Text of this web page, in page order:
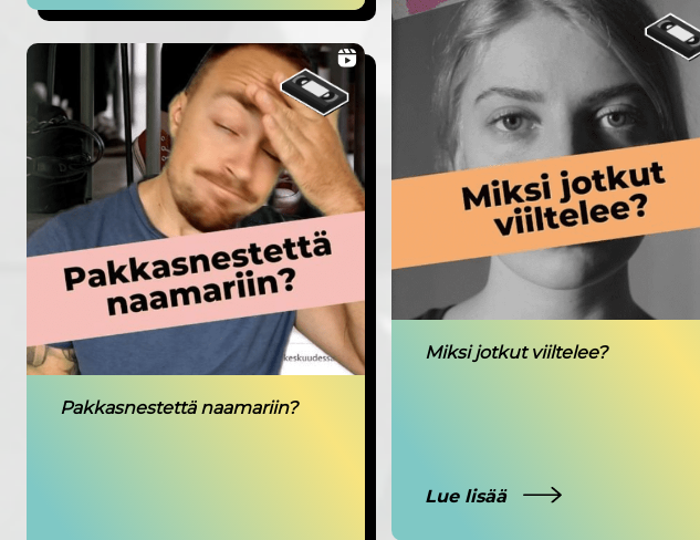
Pakkasnestettä naamariin?
Miksi jotkut viiltelee?
Lue lisää